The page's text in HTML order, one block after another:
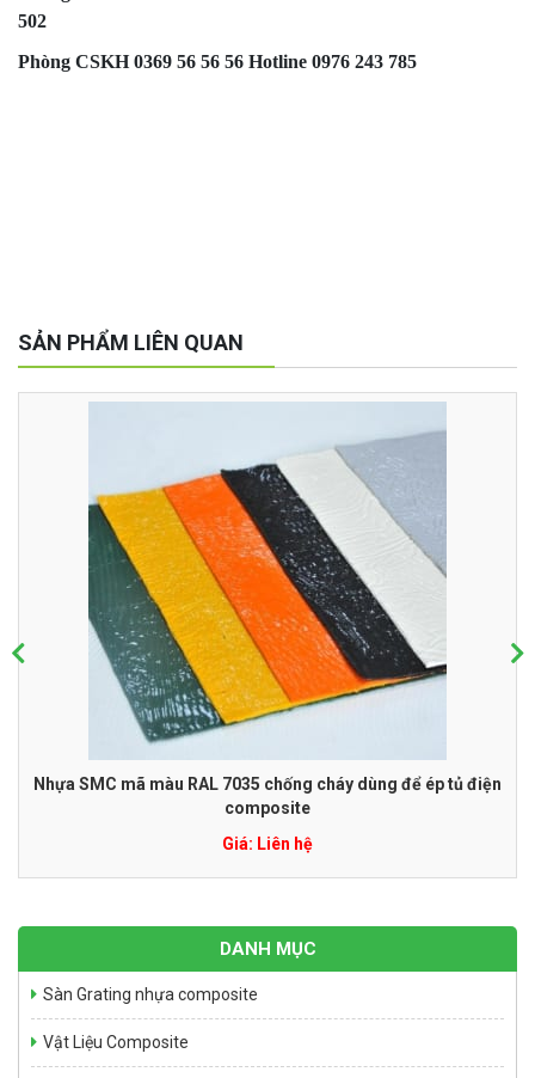
502
Phòng CSKH 0369 56 56 56 Hotline 0976 243 785
SẢN PHẨM LIÊN QUAN
Nhựa SMC mã màu RAL 7035 chống cháy dùng để ép tủ điện
composite
Giá: Liên hệ
DANH MỤC
Sàn Grating nhựa composite
Vật Liệu Composite
Nhựa SMC mã màu RAL 7035 chống cháy dùng để ép tủ điện
composite
Giá: Liên hệ
Bể tự hoại Septic tank 6m3